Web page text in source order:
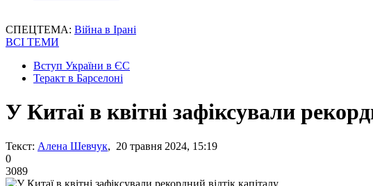
СПЕЦТЕМА: Війна в Ірані
ВСІ ТЕМИ
Вступ України в ЄС
Теракт в Барселоні
У Китаї в квітні зафіксували
Текст: Алена Шевчук, 20 травня 2024, 15:19
0
3089